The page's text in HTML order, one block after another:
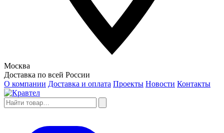
Москва
Доставка по всей России
О компании Доставка и оплата Проекты Новости Контакты